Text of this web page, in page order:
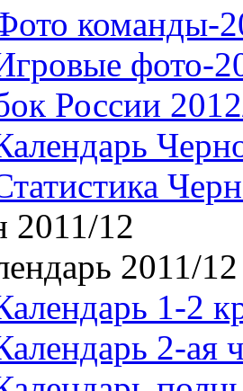
команды-
фото-
России
2011/12
2011/12
1-2
2-ая